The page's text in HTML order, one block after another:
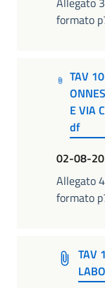
formato
TAV
E VIA
df
02-08-
Allegato
formato
TAV